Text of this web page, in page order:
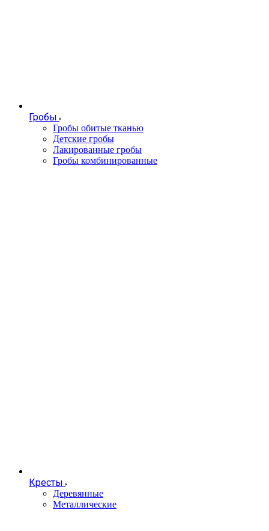
Гробы
Гробы обитые тканью
Детские гробы
Лакированные гробы
Гробы комбинированные
Кресты
Деревянные
Металлические